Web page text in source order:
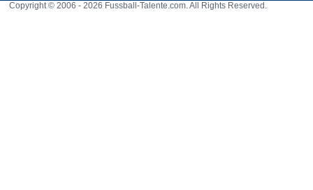
Copyright © 2006 - 2026 Fussball-Talente.com. All Rights Reserved.